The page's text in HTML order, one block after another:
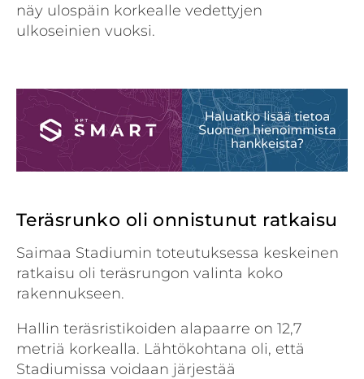
näy ulospäin korkealle vedettyjen
ulkoseinien vuoksi.
Teräsrunko oli onnistunut ratkaisu
Saimaa Stadiumin toteutuksessa keskeinen
ratkaisu oli teräsrungon valinta koko
rakennukseen.
Hallin teräsristikoiden alapaarre on 12,7
metriä korkealla. Lähtökohtana oli, että
Stadiumissa voidaan järjestää